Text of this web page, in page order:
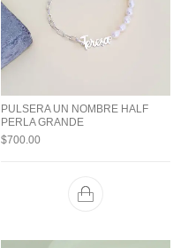
PULSERA UN NOMBRE HALF
PERLA GRANDE
$700.00